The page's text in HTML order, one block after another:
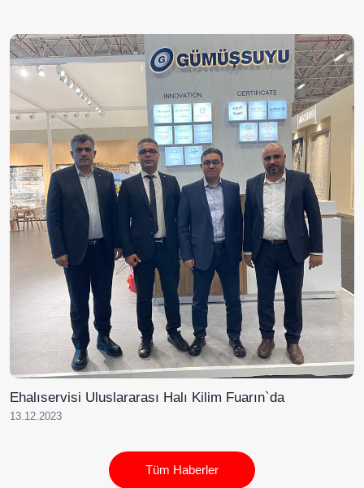
Ehalıservisi Uluslararası Halı Kilim Fuarın`da
13.12.2023
Tüm Haberler